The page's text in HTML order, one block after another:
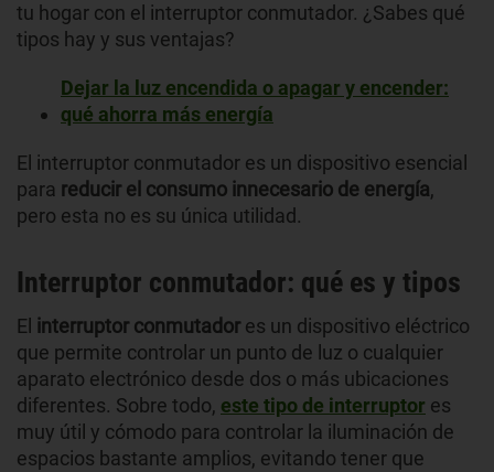
tu hogar con el interruptor conmutador. ¿Sabes qué
tipos hay y sus ventajas?
Dejar la luz encendida o apagar y encender:
qué ahorra más energía
El interruptor conmutador es un dispositivo esencial
para reducir el consumo innecesario de energía,
pero esta no es su única utilidad.
Interruptor conmutador: qué es y tipos
El interruptor conmutador es un dispositivo eléctrico
que permite controlar un punto de luz o cualquier
aparato electrónico desde dos o más ubicaciones
diferentes. Sobre todo, este tipo de interruptor es
muy útil y cómodo para controlar la iluminación de
espacios bastante amplios, evitando tener que